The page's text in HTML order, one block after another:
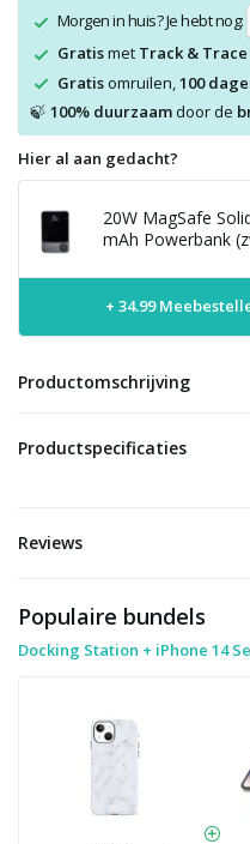
Morgen in huis? Je hebt nog:
Gratismet Track & Trace
Gratisomruilen, 100
🍃 100% duurzaamdoor de
Hier al aan gedacht?
20W MagSafe
mAh Powerbank
+ 34.99
Productomschrijving
Productspecificaties
Reviews
Populaire bundels
Docking Station + iPhone 14